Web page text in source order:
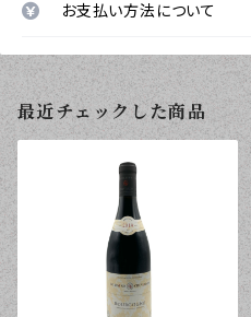
お支払い方法について
最近チェックした商品